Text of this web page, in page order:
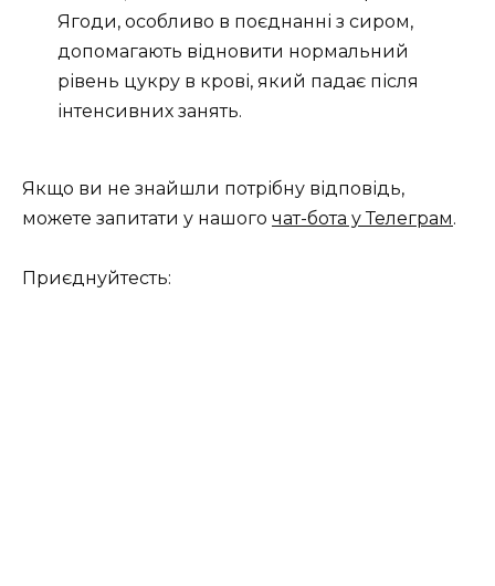
Ягоди, особливо в поєднанні з сиром,
допомагають відновити нормальний
рівень цукру в крові, який падає після
інтенсивних занять.
Якщо ви не знайшли потрібну відповідь,
можете запитати у нашого чат-бота у Телеграм.
Приєднуйтесть: